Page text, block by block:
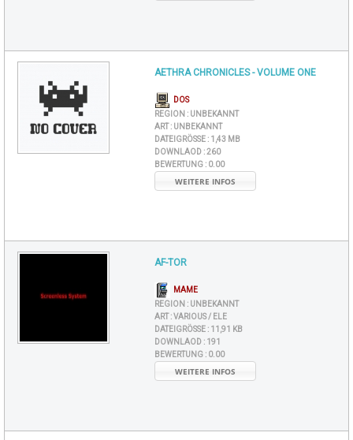
AETHRA CHRONICLES - VOLUME ONE
DOS
REGION : UNBEKANNT
ART : UNBEKANNT
DATEIGRÖSSE : 1,43 MB
DOWNLAOD :260
BEWERTUNG : 0.00
WEITERE INFOS
AF-TOR
MAME
REGION : UNBEKANNT
ART :VARIOUS / ELE
DATEIGRÖSSE : 11,91 KB
DOWNLAOD : 191
BEWERTUNG : 0.00
WEITERE INFOS